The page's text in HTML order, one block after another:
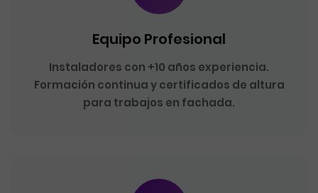
Equipo Profesional
Instaladores con +10 años experiencia.
Formación continua y certificados de altura
para trabajos en fachada.